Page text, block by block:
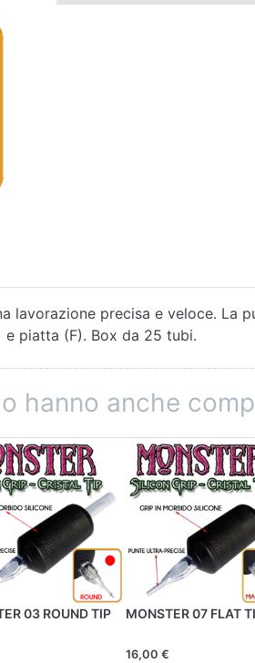
precisa e veloce. La
piatta (F). Box da 25 tubi.
hanno anche
03 ROUND TIP MONSTER 07 FLAT
16,00 €